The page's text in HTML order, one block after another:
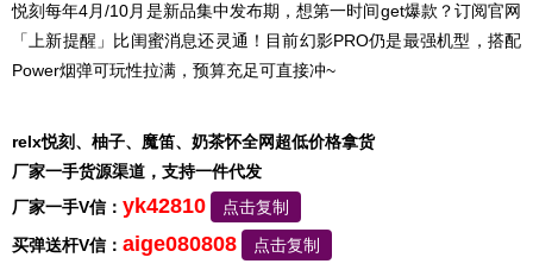
悦刻每年4月/10月是新品集中发布期，想第一时间get爆款？订阅官网
「上新提醒」比闺蜜消息还灵通！目前幻影PRO仍是最强机型，搭配
Power烟弹可玩性拉满，预算充足可直接冲~
relx悦刻、柚子、魔笛、奶茶怀全网超低价格拿货
厂家一手货源渠道，支持一件代发
厂家一手V信： yk42810
点击复制
买弹送杆V信： aige080808 点击复制